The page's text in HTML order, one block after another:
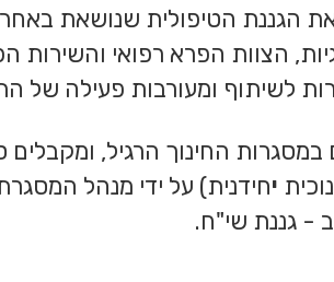
את הגננת הטיפולית שנושאת
הצוות הפרא רפואי והשירות
לשיתוף ומעורבות פעילה של
במסגרות החינוך הרגיל,
יחידנית) על ידי מנהל
- גננת שי"ח.